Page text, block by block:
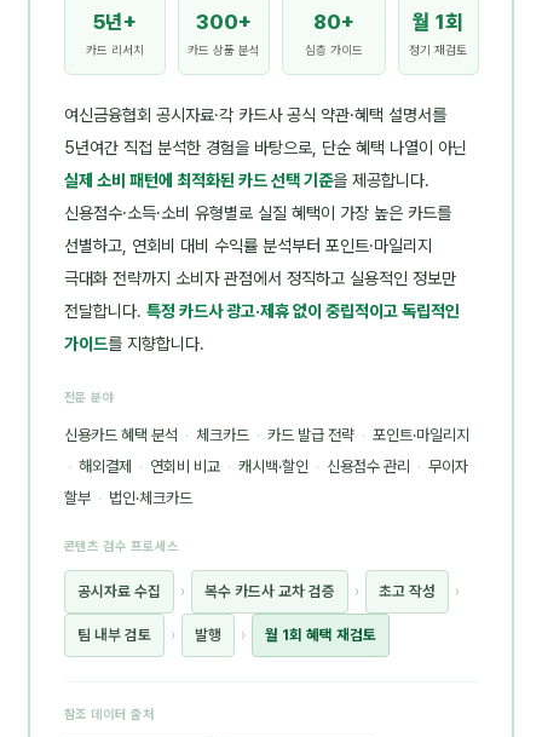
5년+
카드 리서치
300+
카드 상품 분석
80+
심층 가이드
월 1회
정기 재검토
여신금융협회 공시자료·각 카드사 공식 약관·혜택 설명서를
5년여간 직접 분석한 경험을 바탕으로, 단순 혜택 나열이 아닌
실제 소비 패턴에 최적화된 카드 선택 기준을 제공합니다.
신용점수·소득·소비 유형별로 실질 혜택이 가장 높은 카드를
선별하고, 연회비 대비 수익률 분석부터 포인트·마일리지
극대화 전략까지 소비자 관점에서 정직하고 실용적인 정보만
전달합니다. 특정 카드사 광고·제휴 없이 중립적이고 독립적인
가이드를 지향합니다.
전문 분야
신용카드 혜택 분석 · 체크카드 · 카드 발급 전략 · 포인트·마일리지
· 해외결제 · 연회비 비교 · 캐시백·할인 · 신용점수 관리 · 무이자
할부 · 법인·체크카드
콘텐츠 검수 프로세스
공시자료 수집 › 복수 카드사 교차 검증 › 초고 작성 ›
팀 내부 검토 › 발행 › 월 1회 혜택 재검토
참조 데이터 출처